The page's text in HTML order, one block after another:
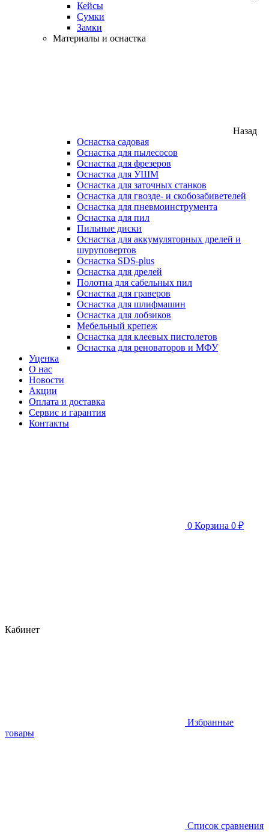
Кейсы
Сумки
Замки
Материалы и оснастка
Назад
Оснастка садовая
Оснастка для пылесосов
Оснастка для фрезеров
Оснастка для УШМ
Оснастка для заточных станков
Оснастка для гвозде- и скобозабиветелей
Оснастка для пневмоинструмента
Оснастка для пил
Пильные диски
Оснастка для аккумуляторных дрелей и
шуруповертов
Оснастка SDS-plus
Оснастка для дрелей
Полотна для сабельных пил
Оснастка для граверов
Оснастка для шлифмашин
Оснастка для лобзиков
Мебельный крепеж
Оснастка для клеевых пистолетов
Оснастка для реноваторов и МФУ
Уценка
О нас
Новости
Акции
Оплата и доставка
Сервис и гарантия
Контакты
0 Корзина 0 ₽
Кабинет
Избранные
товары
Список сравнения